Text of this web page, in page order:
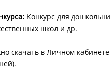
Конкурс для
школ и др.
скачать в Личном